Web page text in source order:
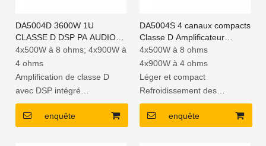
DA5004D 3600W 1U
CLASSE D DSP PA AUDIO
Power Amplificateur
4x500W à 8 ohms; 4x900W à
4 ohms
Amplification de classe D
avec DSP intégré
Haute efficacité et compacte
et léger enquête
DA5004S 4 canaux compacts
Classe D Amplificateur
professionnel
4x500W à 8 ohms
4x900W à 4 ohms
Léger et compact
Refroidissement des
ventilateurs et protection de
sortie
enquête